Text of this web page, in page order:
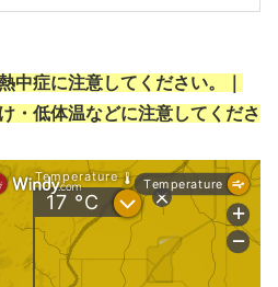
中症に注意してください。｜
・低体温などに注意してくださ